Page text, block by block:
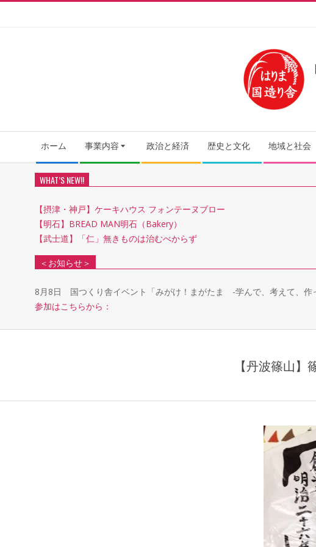
Navigation
Menu
ホーム 事業内容 政治と経済 歴史と文化 地域と社会
WHAT’S NEW!!
【摂津・神戸】ケーキハウス フォンテーヌブロー
【明石】BREAD MAN明石（Bakery）
【武士道】「仁」無きものは治むべからず
＜お知らせ＞
8月8日 国つくり舎イベント「みがけ！まがたま -学んで、考えて、作
参加はこちらから：
【丹波篠山